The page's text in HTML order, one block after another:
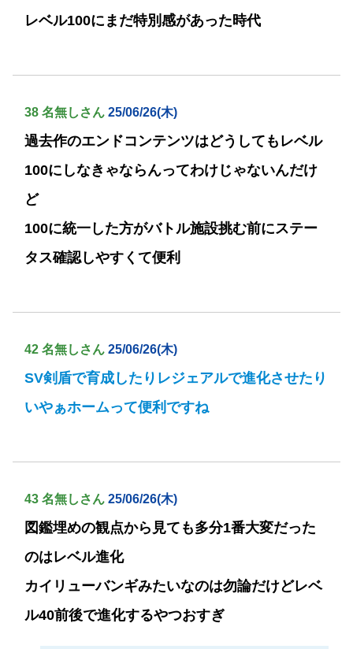
レベル100にまだ特別感があった時代
38 名無しさん 25/06/26(木)
過去作のエンドコンテンツはどうしてもレベル
100にしなきゃならんってわけじゃないんだけ
ど
100に統一した方がバトル施設挑む前にステー
タス確認しやすくて便利
42 名無しさん 25/06/26(木)
SV剣盾で育成したりレジェアルで進化させたり
いやぁホームって便利ですね
43 名無しさん 25/06/26(木)
図鑑埋めの観点から見ても多分1番大変だった
のはレベル進化
カイリューバンギみたいなのは勿論だけどレベ
ル40前後で進化するやつおすぎ